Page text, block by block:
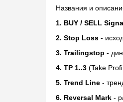
Названия и
1. BUY / SELL
2. Stop Loss -
3. Trailingstop -
4. TP 1..3 (Take
5. Trend Line -
6. Reversal Mark -